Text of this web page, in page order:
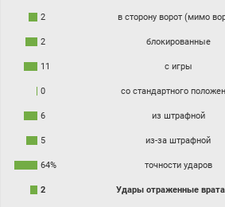
2 в сторону ворот (мимо
2 блокированные
11 с игры
0 со стандартного
6 из штрафной
5 из-за штрафной
64% точности ударов
2 Удары отраженные